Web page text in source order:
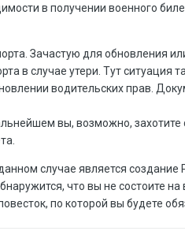
в получении военного
Зачастую для обновления
в случае утери. Тут ситуация
водительских прав.
вы, возможно,
случае является
что вы не состоите на
по которой вы будете